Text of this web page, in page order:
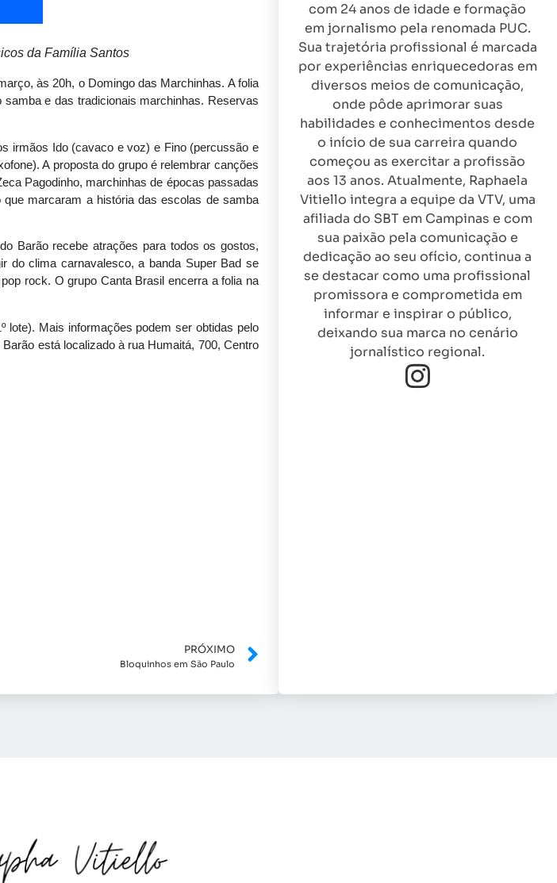
da Família Santos
às 20h, o Domingo das Marchinhas. A folia
e das tradicionais marchinhas. Reservas
irmãos Ido (cavaco e voz) e Fino (percussão e
A proposta do grupo é relembrar canções
Pagodinho, marchinhas de épocas passadas
que marcaram a história das escolas de samba
Barão recebe atrações para todos os gostos,
do clima carnavalesco, a banda Super Bad se
rock. O grupo Canta Brasil encerra a folia na
lote). Mais informações podem ser obtidas pelo
está localizado à rua Humaitá, 700, Centro
PRÓXIMO
Bloquinhos em São Paulo
com 24 anos de idade e formação
em jornalismo pela renomada PUC.
Sua trajetória profissional é marcada
por experiências enriquecedoras em
diversos meios de comunicação,
onde pôde aprimorar suas
habilidades e conhecimentos desde
o início de sua carreira quando
começou as exercitar a profissão
aos 13 anos. Atualmente, Raphaela
Vitiello integra a equipe da VTV, uma
afiliada do SBT em Campinas e com
sua paixão pela comunicação e
dedicação ao seu ofício, continua a
se destacar como uma profissional
promissora e comprometida em
informar e inspirar o público,
deixando sua marca no cenário
jornalístico regional.